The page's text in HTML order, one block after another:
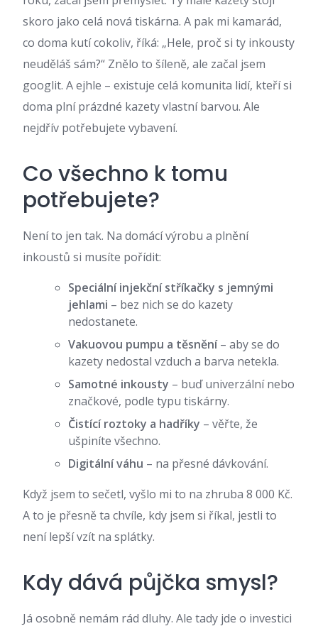
skoro jako celá nová tiskárna. A pak mi kamarád,
co doma kutí cokoliv, říká: „Hele, proč si ty inkousty
neuděláš sám?“ Znělo to šíleně, ale začal jsem
googlit. A ejhle – existuje celá komunita lidí, kteří si
doma plní prázdné kazety vlastní barvou. Ale
nejdřív potřebujete vybavení.
Co všechno k tomu
potřebujete?
Není to jen tak. Na domácí výrobu a plnění
inkoustů si musíte pořídit:
Speciální injekční stříkačky s jemnými
jehlami – bez nich se do kazety
nedostanete.
Vakuovou pumpu a těsnění– aby se do
kazety nedostal vzduch a barva netekla.
Samotné inkousty – buď univerzální nebo
značkové, podle typu tiskárny.
Čistící roztoky a hadříky – věřte, že
ušpiníte všechno.
Digitální váhu – na přesné dávkování.
Když jsem to sečetl, vyšlo mi to na zhruba 8 000 Kč.
A to je přesně ta chvíle, kdy jsem si říkal, jestli to
není lepší vzít na splátky.
Kdy dává půjčka smysl?
Já osobně nemám rád dluhy. Ale tady jde o investici